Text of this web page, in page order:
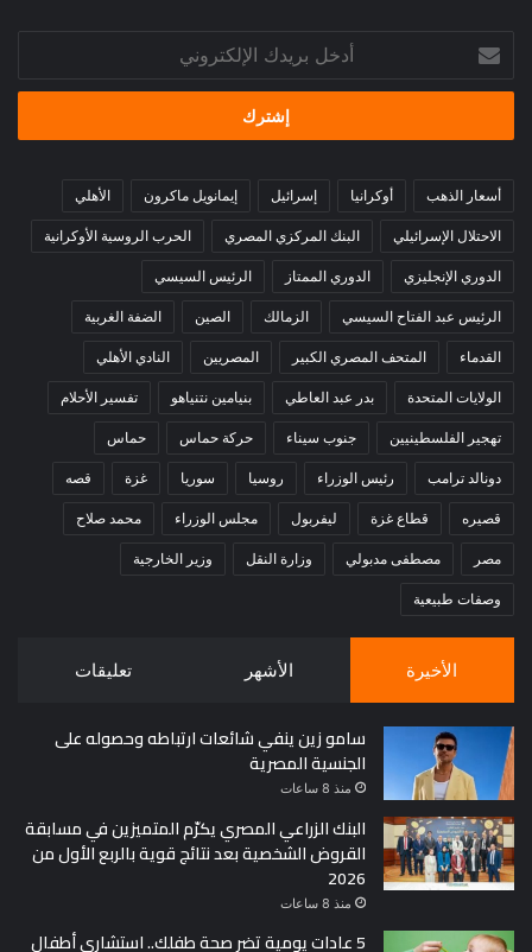
بريدك
الإلكتروني
أسعار الذهب أوكرانيا إسرائيل إيمانويل ماكرون الأهلي
الاحتلال الإسرائيلي البنك المركزي المصري الحرب الروسية الأوكرانية
الدوري الإنجليزي الدوري الممتاز الرئيس السيسي
الرئيس عبد الفتاح السيسي الزمالك الصين الضفة الغربية
القدماء المتحف المصري الكبير المصريين النادي الأهلي
الولايات المتحدة بدر عبد العاطي بنيامين نتنياهو تفسير الأحلام
تهجير الفلسطينيين جنوب سيناء حركة حماس حماس
دونالد ترامب رئيس الوزراء روسيا سوريا غزة قصه
قصيره قطاع غزة ليفربول مجلس الوزراء محمد صلاح
مصر مصطفى مدبولي وزارة النقل وزير الخارجية
وصفات طبيعية
الأخيرة الأشهر تعليقات
سامو زين ينفي شائعات ارتباطه وحصوله على
الجنسية المصرية
منذ 8 ساعات
البنك الزراعي المصري يكرّم المتميزين في مسابقة
القروض الشخصية بعد نتائج قوية بالربع الأول من
2026
منذ 8 ساعات
5 عادات يومية تضر صحة طفلك.. استشاري أطفال